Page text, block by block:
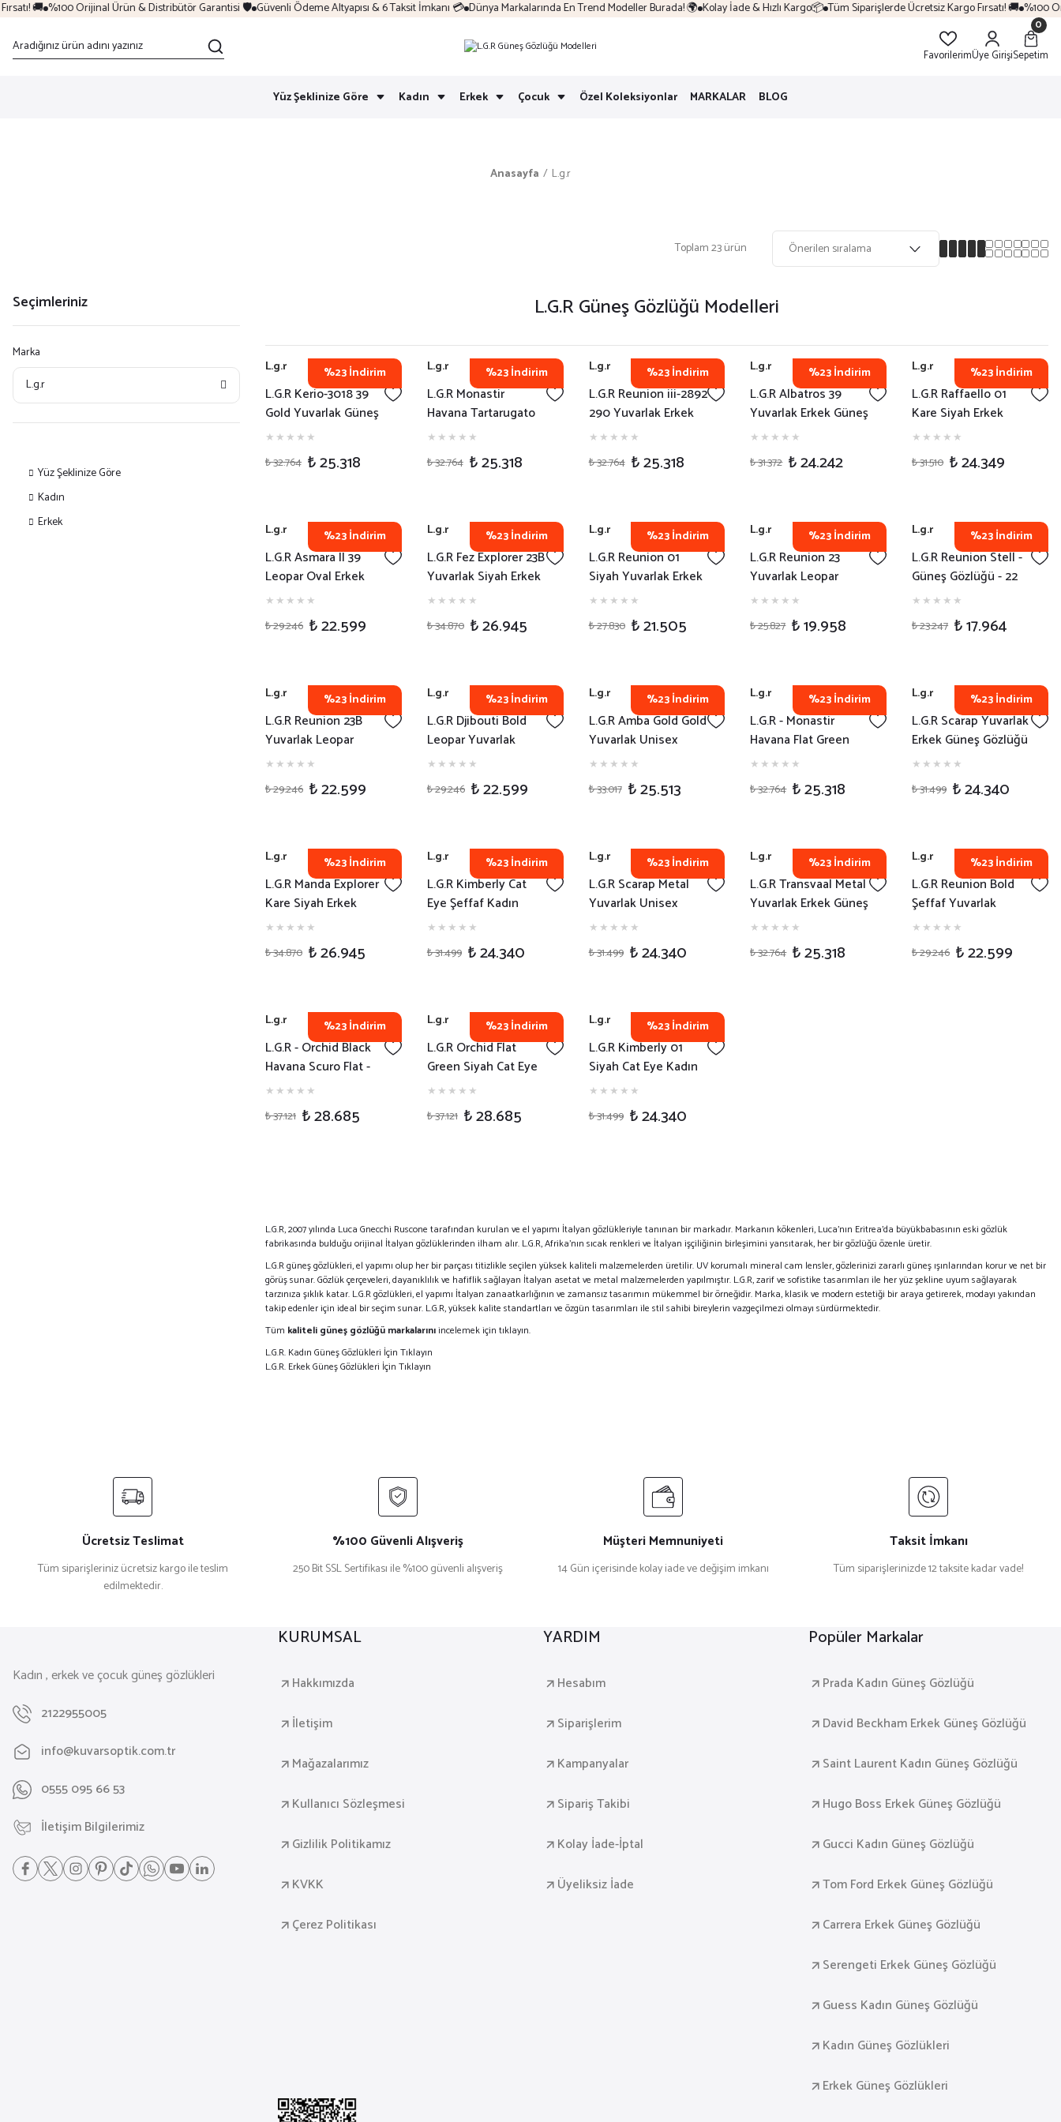
🚚 %100 Orijinal Ürün & Distribütör Garantisi 🛡️ Güvenli Ödeme Altyapısı & 6 Taksit İmkanı 💳 Dünya Markalarında En Trend Modeller Burada! 🌍 Kolay İade & Hızlı Kargo📦 Tüm Siparişlerde Ücretsiz Kargo Fırsatı! 🚚 %100
FavorilerimÜye Girişi
0
Sepetim
Yüz Şeklinize Göre Kadın Erkek Çocuk Özel Koleksiyonlar MARKALAR BLOG
Anasayfa L.g.r
Toplam 23 ürün
Seçimleriniz
Marka
L.g.r
Yüz Şeklinize Göre
Kadın
Erkek
L.G.R Güneş Gözlüğü Modelleri
%23 İndirim
L.g.r
L.G.R Kerio-3018 39
Gold Yuvarlak Güneş
Gözlüğü
₺ 32.764 ₺ 25.318
%23 İndirim
L.g.r
L.G.R Monastir
Havana Tartarugato
Green Vintage 23
Güneş Gözlüğü
₺ 32.764 ₺ 25.318
%23 İndirim
L.g.r
L.G.R Reunion iii-2892
290 Yuvarlak Erkek
Güneş Gözlüğü
₺ 32.764 ₺ 25.318
%23 İndirim
L.g.r
L.G.R Albatros 39
Yuvarlak Erkek Güneş
Gözlüğü
₺ 31.372 ₺ 24.242
%23 İndirim
L.g.r
L.G.R Raffaello 01
Kare Siyah Erkek
Güneş Gözlüğü
₺ 31.510 ₺ 24.349
%23 İndirim
L.g.r
L.G.R Asmara II 39
Leopar Oval Erkek
Güneş Gözlüğü
₺ 29.246 ₺ 22.599
%23 İndirim
L.g.r
L.G.R Fez Explorer 23B
Yuvarlak Siyah Erkek
Güneş Gözlüğü
₺ 34.870 ₺ 26.945
%23 İndirim
L.g.r
L.G.R Reunion 01
Siyah Yuvarlak Erkek
Güneş Gözlüğü
₺ 27.830 ₺ 21.505
%23 İndirim
L.g.r
L.G.R Reunion 23
Yuvarlak Leopar
Erkek Güneş Gözlüğü
₺ 25.827 ₺ 19.958
%23 İndirim
L.g.r
L.G.R Reunion Stell -
Güneş Gözlüğü - 22
₺ 23.247 ₺ 17.964
%23 İndirim
L.g.r
L.G.R Reunion 23B
Yuvarlak Leopar
Erkek Güneş Gözlüğü
₺ 29.246 ₺ 22.599
%23 İndirim
L.g.r
L.G.R Djibouti Bold
Leopar Yuvarlak
Erkek Güneş Gözlüğü
₺ 29.246 ₺ 22.599
%23 İndirim
L.g.r
L.G.R Amba Gold Gold
Yuvarlak Unisex
Güneş Gözlüğü
₺ 33.017 ₺ 25.513
%23 İndirim
L.g.r
L.G.R - Monastir
Havana Flat Green
Vintage - Güneş
Gözlüğü - 23
₺ 32.764 ₺ 25.318
%23 İndirim
L.g.r
L.G.R Scarap Yuvarlak
Erkek Güneş Gözlüğü
₺ 31.499 ₺ 24.340
%23 İndirim
L.g.r
L.G.R Manda Explorer
Kare Siyah Erkek
Güneş Gözlüğü
₺ 34.870 ₺ 26.945
%23 İndirim
L.g.r
L.G.R Kimberly Cat
Eye Şeffaf Kadın
Güneş Gözlüğü
₺ 31.499 ₺ 24.340
%23 İndirim
L.g.r
L.G.R Scarap Metal
Yuvarlak Unisex
Güneş Gözlüğü
₺ 31.499 ₺ 24.340
%23 İndirim
L.g.r
L.G.R Transvaal Metal
Yuvarlak Erkek Güneş
Gözlüğü
₺ 32.764 ₺ 25.318
%23 İndirim
L.g.r
L.G.R Reunion Bold
Şeffaf Yuvarlak
Unisex Güneş
Gözlüğü
₺ 29.246 ₺ 22.599
%23 İndirim
L.g.r
L.G.R - Orchid Black
Havana Scuro Flat -
Güneş Gözlüğü - 09B
₺ 37.121 ₺ 28.685
%23 İndirim
L.g.r
L.G.R Orchid Flat
Green Siyah Cat Eye
Kadın Güneş Gözlüğü
₺ 37.121 ₺ 28.685
%23 İndirim
L.g.r
L.G.R Kimberly 01
Siyah Cat Eye Kadın
Güneş Gözlüğü
₺ 31.499 ₺ 24.340
L.G.R, 2007 yılında Luca Gnecchi Ruscone tarafından kurulan ve el yapımı İtalyan gözlükleriyle tanınan bir markadır. Markanın kökenleri, Luca'nın Eritrea'da büyükbabasının eski gözlük
fabrikasında bulduğu orijinal İtalyan gözlüklerinden ilham alır. L.G.R, Afrika'nın sıcak renkleri ve İtalyan işçiliğinin birleşimini yansıtarak, her bir gözlüğü özenle üretir.
L.G.R güneş gözlükleri, el yapımı olup her bir parçası titizlikle seçilen yüksek kaliteli malzemelerden üretilir. UV korumalı mineral cam lensler, gözlerinizi zararlı güneş ışınlarından korur ve net bir
görüş sunar. Gözlük çerçeveleri, dayanıklılık ve hafiflik sağlayan İtalyan asetat ve metal malzemelerden yapılmıştır. L.G.R, zarif ve sofistike tasarımları ile her yüz şekline uyum sağlayarak
tarzınıza şıklık katar. L.G.R gözlükleri, el yapımı İtalyan zanaatkarlığının ve zamansız tasarımın mükemmel bir örneğidir. Marka, klasik ve modern estetiği bir araya getirerek, modayı yakından
takip edenler için ideal bir seçim sunar. L.G.R, yüksek kalite standartları ve özgün tasarımları ile stil sahibi bireylerin vazgeçilmezi olmayı sürdürmektedir.
Tüm kaliteli güneş gözlüğü markalarınıincelemek için tıklayın.
L.G.R. Kadın Güneş Gözlükleri İçin Tıklayın
L.G.R. Erkek Güneş Gözlükleri İçin Tıklayın
Ücretsiz Teslimat
Tüm siparişleriniz ücretsiz kargo ile teslim
edilmektedir.
%100 Güvenli Alışveriş
250 Bit SSL Sertifikası ile %100 güvenli alışveriş
Müşteri Memnuniyeti
14 Gün içerisinde kolay iade ve değişim imkanı
Taksit İmkanı
Tüm siparişlerinizde 12 taksite kadar vade!
Kadın , erkek ve çocuk güneş gözlükleri
2122955005
info@kuvarsoptik.com.tr
0555 095 66 53
İletişim Bilgilerimiz
KURUMSAL
Hakkımızda
İletişim
Mağazalarımız
Kullanıcı Sözleşmesi
Gizlilik Politikamız
KVKK
Çerez Politikası
YARDIM
Hesabım
Siparişlerim
Kampanyalar
Sipariş Takibi
Kolay İade-İptal
Üyeliksiz İade
Popüler Markalar
Prada Kadın Güneş Gözlüğü
David Beckham Erkek Güneş Gözlüğü
Saint Laurent Kadın Güneş Gözlüğü
Hugo Boss Erkek Güneş Gözlüğü
Gucci Kadın Güneş Gözlüğü
Tom Ford Erkek Güneş Gözlüğü
Carrera Erkek Güneş Gözlüğü
Serengeti Erkek Güneş Gözlüğü
Guess Kadın Güneş Gözlüğü
Kadın Güneş Gözlükleri
Erkek Güneş Gözlükleri